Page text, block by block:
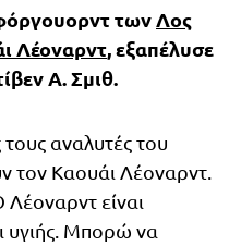
των Λος
Λέοναρντ, εξαπέλυσε
Α. Σμιθ.
αναλυτές του
τον Καουάι Λέοναρντ.
είναι
υγιής. Μπορώ να